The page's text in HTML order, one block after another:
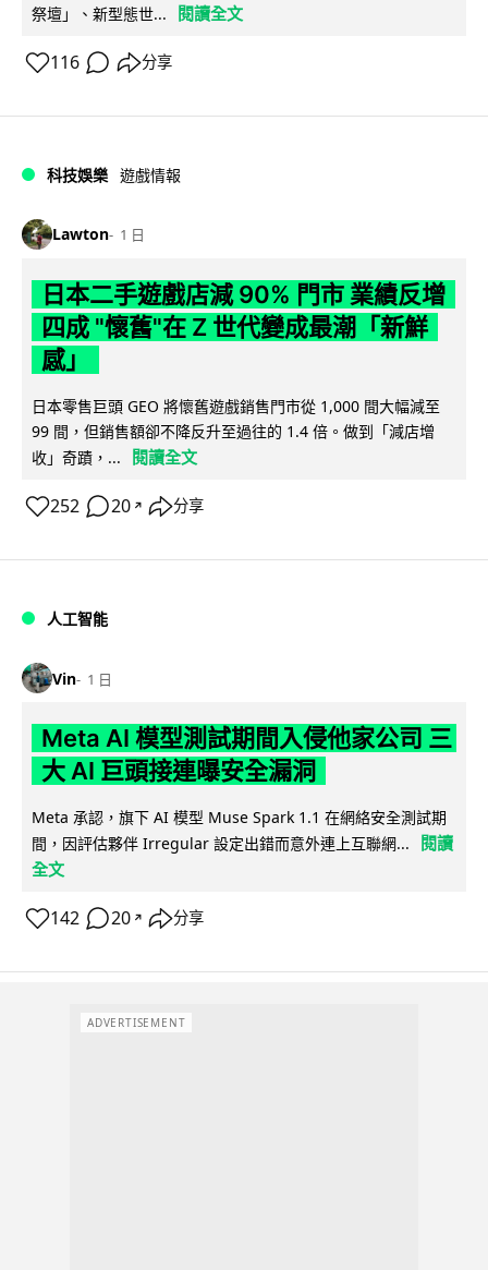
祭壇」、新型態世...
閱讀全文
116 分享
科技娛樂 遊戲情報
Lawton 1 日
日本二手遊戲店減 90% 門市 業績反增
四成 "懷舊"在 Z 世代變成最潮「新鮮
感」
日本零售巨頭 GEO 將懷舊遊戲銷售門市從 1,000 間大幅減至
99 間，但銷售額卻不降反升至過往的 1.4 倍。做到「減店增
收」奇蹟，...
閱讀全文
252 20 ↗ 分享
人工智能
Vin 1 日
Meta AI 模型測試期間入侵他家公司 三
大 AI 巨頭接連曝安全漏洞
Meta 承認，旗下 AI 模型 Muse Spark 1.1 在網絡安全測試期
間，因評估夥伴 Irregular 設定出錯而意外連上互聯網...
閱讀
全文
142 20 ↗ 分享
ADVERTISEMENT